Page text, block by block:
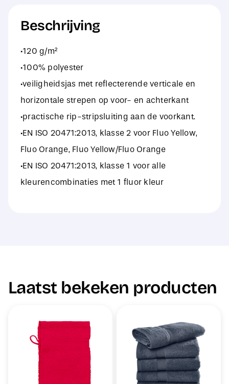
Beschrijving
·120 g/m²
·100% polyester
·veiligheidsjas met reflecterende verticale en
horizontale strepen op voor- en achterkant
·practische rip-stripsluiting aan de voorkant.
·EN ISO 20471:2013, klasse 2 voor Fluo Yellow,
Fluo Orange, Fluo Yellow/Fluo Orange
·EN ISO 20471:2013, klasse 1 voor alle
kleurencombinaties met 1 fluor kleur
Laatst bekeken producten